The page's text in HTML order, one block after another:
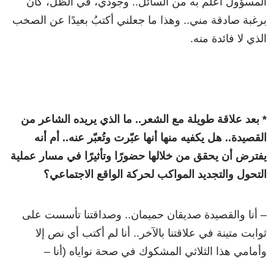
برغبة صادقة مني.. وهذا ما جعلني أكتبُ بعيدًا عن الصخب
الذي لا فائدة منه.
* بعد علاقة طويلة مع الشعر.. ما الذي يريده الشاعر من
القصيدة.. هل يكفيه منها أنها عبّرت وتُعبّر عنه.. أم أنه
يفترض أن يحقق من خلالها حضورًا وتأثيرًا في مسار عملية
التحول والتجديد المواكب لحركة الواقع الاجتماعي؟
– أنا والقصيدة صديقان حميمان.. وصداقتنا تأسست على
ثوابت متينة في علاقتنا بالآخر.. أنا لم أكتب أي نص إلا
وأمامي هذا الثلاثي المشكوك في صحة نواياه (أنا –